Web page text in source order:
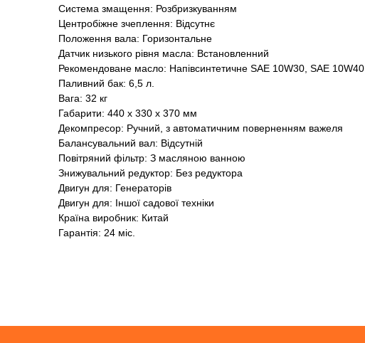
Система змащення: Розбризкуванням
Центробіжне зчеплення: Відсутнє
Положення вала: Горизонтальне
Датчик низького рівня масла: Встановленний
Рекомендоване масло: Напівсинтетичне SAE 10W30, SAE 10W40
Паливний бак: 6,5 л.
Вага: 32 кг
Габарити: 440 x 330 x 370 мм
Декомпресор: Ручний, з автоматичним поверненням важеля
Балансувальний вал: Відсутній
Повітряний фільтр: З масляною ванною
Знижувальний редуктор: Без редуктора
Двигун для: Генераторів
Двигун для: Іншої садової техніки
Країна виробник: Китай
Гарантія: 24 міс.